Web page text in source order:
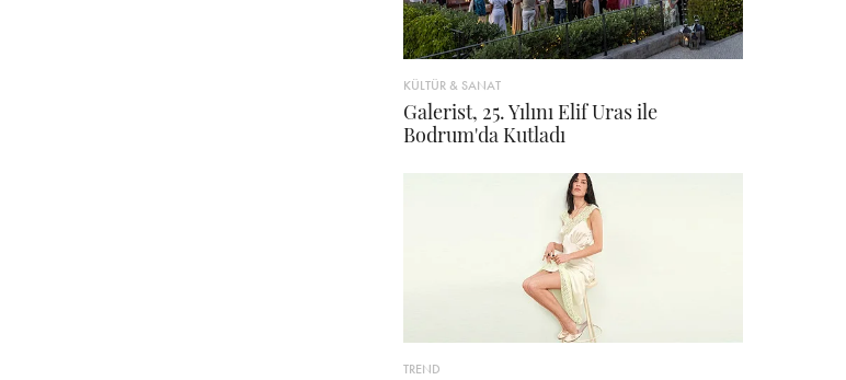
KÜLTÜR & SANAT
Galerist, 25. Yılını Elif Uras ile
Bodrum'da Kutladı
TREND